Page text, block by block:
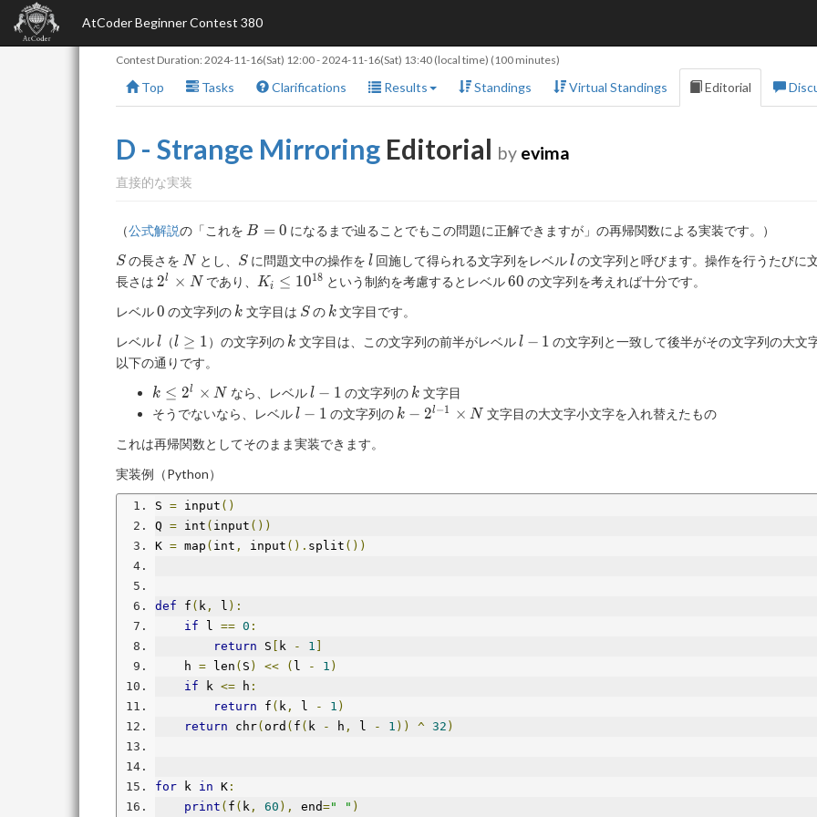
AtCoder Beginner Contest 380
Contest Duration: 2024-11-16(Sat) 12:00-2024-11-16(Sat) 13:40 (local time) (100 minutes)
Top Tasks Clarifications Results Standings Virtual Standings Editorial
D - Strange Mirroring Editorial by evima
直接的な実装
（公式解説の「これを B=0
B = 0 になるまで辿ることでもこの問題に正解できますが」の再帰関数による実装です。）
S
Sの長さを N
N とし、 S
Sに問題文中の操作を l
l 回施して得られる文字列をレベルl
lの文字列と呼びます。操作を行うたびに
長さは 2^l
N
2l × N であり、 K_i \leq
Ki ≤ 1018 という制約を考慮するとレベル60
60 の文字列を考えれば十分です。
レベル0
0 の文字列の k
k 文字目は S
Sの k
k 文字目です。
レベルl
l （l
\geq
l ≥ 1）の文字列の k
k 文字目は、この文字列の前半がレベルl-
l − 1 の文字列と一致して後半がその文字列の大文
以下の通りです。
k \leq
2^l
N
k ≤ 2l × N なら、レベルl-
1
l − 1 の文字列の k
k 文字目
そうでないなら、レベルl-
l − 1 の文字列の k-
k − 2l−1 × N 文字目の大文字小文字を入れ替えたもの
これは再帰関数としてそのまま実装できます。
実装例（Python）
S = input ()
Q = int ( input ())
K = map ( int , input (). split ())
def f ( k , l ):
if l == 0 :
return S k - 1
    h
= len ( S ) << ( l - 1 )
if k <= h :
return f ( k , l - 1 )
return chr( ord ( f ( k - h , l - 1 )) ^ 32 )
for k in K :
print ( f ( k , 60 ), end=" " )